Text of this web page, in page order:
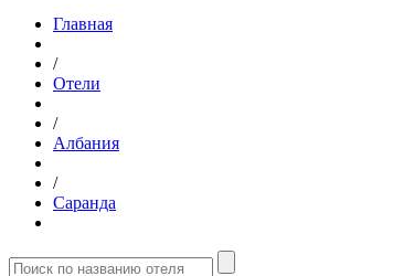
Главная
/
Отели
/
Албания
/
Саранда